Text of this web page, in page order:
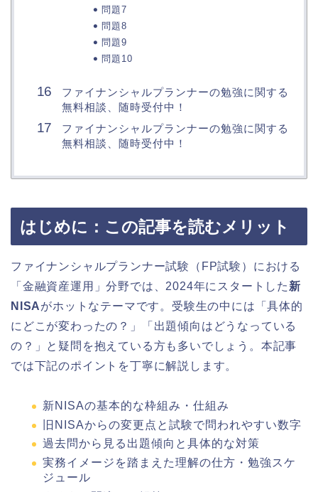
問題7
問題8
問題9
問題10
ファイナンシャルプランナーの勉強に関する
無料相談、随時受付中！
ファイナンシャルプランナーの勉強に関する
無料相談、随時受付中！
はじめに：この記事を読むメリット
ファイナンシャルプランナー試験（FP試験）における
「金融資産運用」分野では、2024年にスタートした 新
NISAがホットなテーマです。受験生の中には「具体的
にどこが変わったの？」「出題傾向はどうなっている
の？」と疑問を抱えている方も多いでしょう。本記事
では下記のポイントを丁寧に解説します。
新NISAの基本的な枠組み・仕組み
旧NISAからの変更点と試験で問われやすい数字
過去問から見る出題傾向と具体的な対策
実務イメージを踏まえた理解の仕方・勉強スケ
ジュール